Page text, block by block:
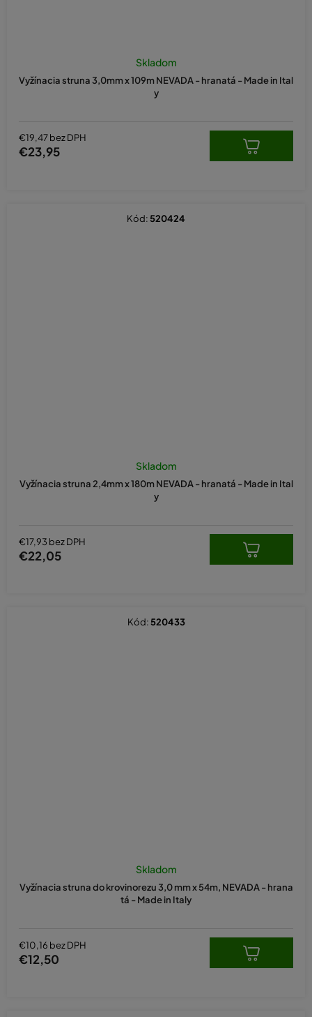
Vyžínacia struna 3,0mm x 109m NEVADA - hranatá - Made in Ital
y
Skladom
€19,47 bez DPH
€23,95
Vyžínacia struna 2,4mm x 180m NEVADA - hranatá - Made in Ital
y
Skladom
€17,93 bez DPH
€22,05
Kód: 520424
Vyžínacia struna do krovinorezu 3,0 mm x 54m, NEVADA - hrana
tá - Made in Italy
Skladom
€10,16 bez DPH
€12,50
Kód: 520433